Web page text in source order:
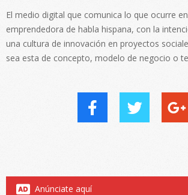
El medio digital que comunica lo que ocurre
emprendedora de habla hispana, con la
una cultura de innovación en proyectos
sea esta de concepto, modelo de negocio o
Anúnciate aquí